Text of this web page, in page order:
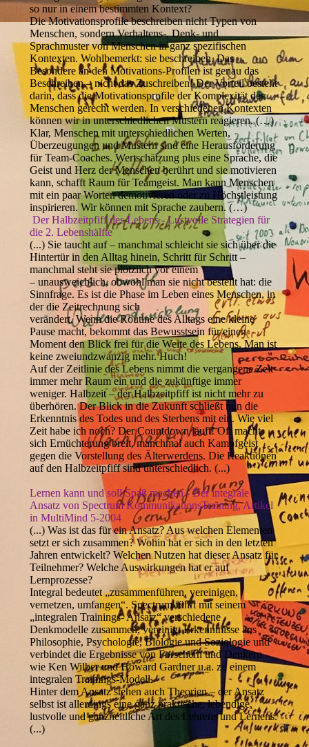
so nur in einem bestimmten Kontext?
Die Motivationsprofile beschreiben nicht Typen von
Menschen, sondern Verhaltens-, Denk- und
Sprachmuster von Menschen in ganz spezifischen
Kontexten. Wohlbemerkt: sie beschreiben. Das
Besondere an den Motivations-Profilen ist genau das
Beschreiben – nicht das Zuschreiben! Der Vorteil besteht
darin, dass die Motivationsprofile der Komplexität des
Menschen gerecht werden. In verschiedenen Kontexten
können wir in unterschiedlichen Mustern reagieren. (…)
Klar, Menschen mit unterschiedlichen Werten,
Überzeugungen und Mustern sind eine Herausforderung
für Team-Coaches. Wertschätzung plus eine Sprache, die
Geist und Herz der Menschen berührt und sie motivieren
kann, schafft Raum für Teamgeist. Man kann Menschen
mit ein paar Worten demotivieren oder zu Höchstleistung
inspirieren. Wir können mit Sprache zaubern. (…)
Der Halbzeitpfiff des Lebens - Lustvolle Strategien für
die 2. Lebenshälfte
(...) Sie taucht auf – manchmal schleicht sie sich über die
Hintertür in den Alltag hinein, Schritt für Schritt –
manchmal steht sie plötzlich vor einem
– unausweichlich, obwohl man sie nicht bestellt hat: die
Sinnfrage. Es ist die Phase im Leben eines Menschen, in
der die Zeitrechnung sich
verändert. Wenn die Routine des Alltags eine kleine
Pause macht, bekommt das Bewusstsein für einen
Moment den Blick frei für die Weite des Lebens. Man ist
keine zweiundzwanzig mehr. Huch!
Auf der Zeitlinie des Lebens nimmt die vergangene Zeit
immer mehr Raum ein und die zukünftige immer
weniger. Halbzeit – der Halbzeitpfiff ist nicht mehr zu
überhören. Der Blick in die Zukunft schließt nun die
Erkenntnis des Todes und des Sterbens mit ein. Wie viel
Zeit habe ich noch? Der Countdown läuft! Oft macht
sich Ernüchterung breit, manchmal auch Kampfgeist
gegen die Vorstellung des Älterwerdens. Die Reaktionen
auf den Halbzeitpfiff sind unterschiedlich. (...)
Lernen kann und soll Spaß machen - Der integrale
Ansatz von Spectrum KommunikationsTraining, Artikel
in MultiMind 5-2004
(...) Was ist das für ein Ansatz? Aus welchen Elementen
setzt er sich zusammen? Wohin hat er sich in den letzten
Jahren entwickelt? Welchen Nutzen hat dieser Ansatz für
Teilnehmer? Welche Auswirkungen hat er auf
Lernprozesse?
Integral bedeutet „zusammenführen, vereinigen,
vernetzen, umfangen“. Spectrum führt mit seinem
„integralen Trainings- Ansatz“ verschiedene
Denkmodelle zusammen, vereinigt Erkenntnisse aus
Philosophie, Psychologie, Biologie und Soziologie und
verbindet die Ergebnisse von Forschern und Denkern
wie Ken Wilber und Howard Gardner u.a. zu einem
integralen Trainings-Modell.
Hinter dem Ansatz stehen auch Theorien – der Ansatz
selbst ist allerdings eine ganz praktische, lebendige,
lustvolle und ganzheitliche Art des Lehrens und Lernens.
(...)